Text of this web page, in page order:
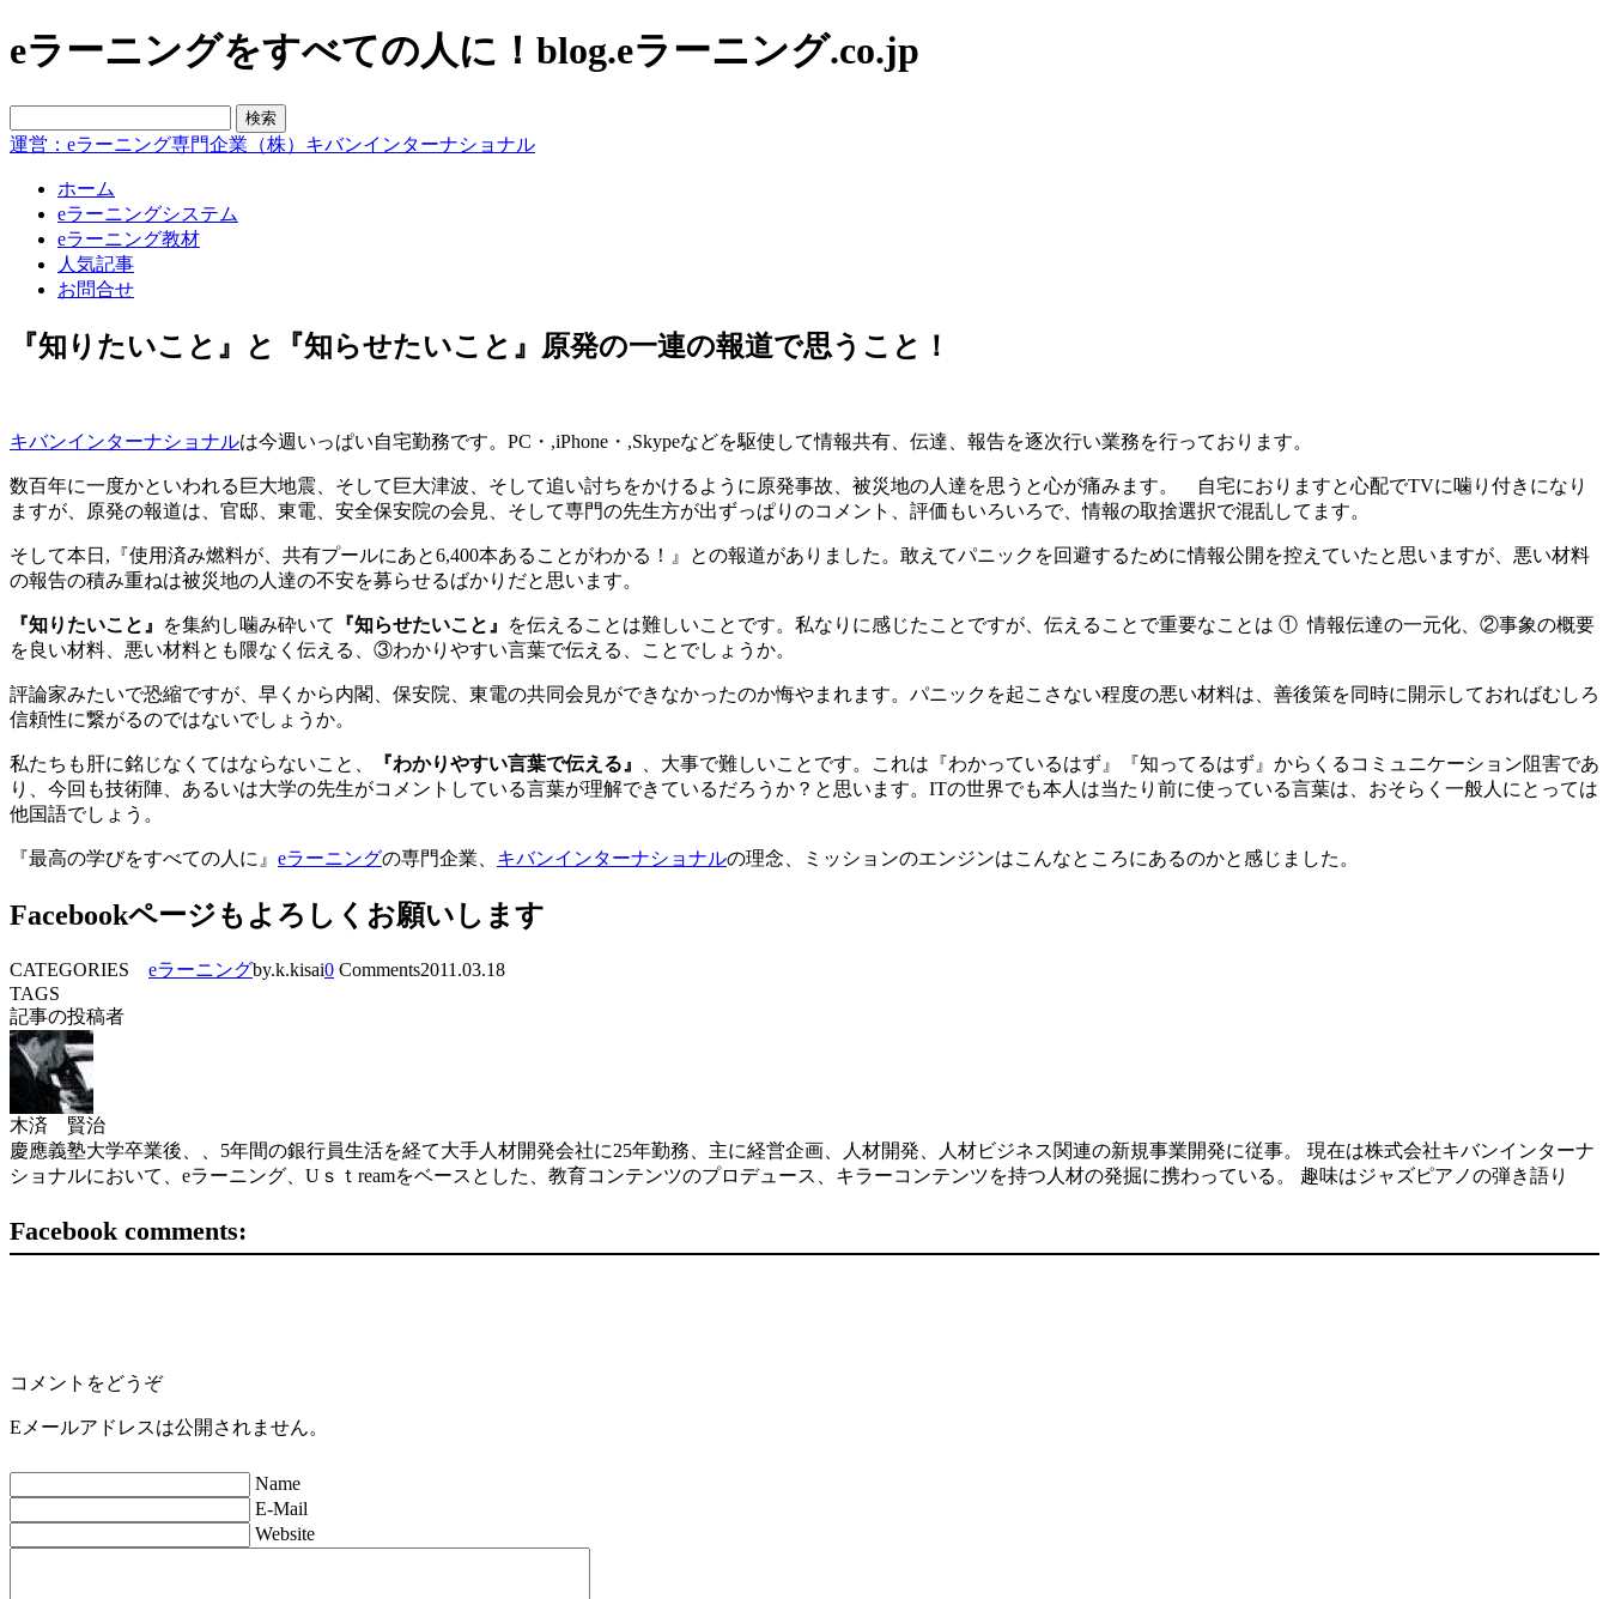
eラーニングをすべての人に！blog.eラーニング.co.jp
運営：eラーニング専門企業（株）キバンインターナショナル
ホーム
eラーニングシステム
eラーニング教材
人気記事
お問合せ
『知りたいこと』と『知らせたいこと』原発の一連の報道で思うこと！
キバンインターナショナルは今週いっぱい自宅勤務です。PC・,iPhone・,Skypeなどを駆使して情報共有、伝達、報告を逐次行い業務を行っております。
数百年に一度かといわれる巨大地震、そして巨大津波、そして追い討ちをかけるように原発事故、被災地の人達を思うと心が痛みます。 自宅におりますと心配でTVに噛り付きになり
ますが、原発の報道は、官邸、東電、安全保安院の会見、そして専門の先生方が出ずっぱりのコメント、評価もいろいろで、情報の取捨選択で混乱してます。
そして本日,『使用済み燃料が、共有プールにあと6,400本あることがわかる！』との報道がありました。敢えてパニックを回避するために情報公開を控えていたと思いますが、悪い材料
の報告の積み重ねは被災地の人達の不安を募らせるばかりだと思います。
『知りたいこと』 を集約し噛み砕いて 『知らせたいこと』
を伝えることは難しいことです。私なりに感じたことですが、伝えることで重要なことは ① 情報伝達の一元化、②事象の概要
を良い材料、悪い材料とも隈なく伝える、③わかりやすい言葉で伝える、ことでしょうか。
評論家みたいで恐縮ですが、早くから内閣、保安院、東電の共同会見ができなかったのか悔やまれます。パニックを起こさない程度の悪い材料は、善後策を同時に開示しておればむしろ
信頼性に繋がるのではないでしょうか。
私たちも肝に銘じなくてはならないこと、 『わかりやすい言葉で伝える』
、大事で難しいことです。これは『わかっているはず』『知ってるはず』からくるコミュニケーション阻害であ
り、今回も技術陣、あるいは大学の先生がコメントしている言葉が理解できているだろうか？と思います。ITの世界でも本人は当たり前に使っている言葉は、おそらく一般人にとっては
他国語でしょう。
『最高の学びをすべての人に』 eラーニングの専門企業、 キバンインターナショナルの理念、ミッションのエンジンはこんなところにあるのかと感じました。
Facebookページもよろしくお願いします
CATEGORIES eラーニングby.k.kisai0 Comments2011.03.18
TAGS
記事の投稿者
木済 賢治
慶應義塾大学卒業後、、5年間の銀行員生活を経て大手人材開発会社に25年勤務、主に経営企画、人材開発、人材ビジネス関連の新規事業開発に従事。 現在は株式会社キバンインターナ
ショナルにおいて、eラーニング、Uｓｔreamをベースとした、教育コンテンツのプロデュース、キラーコンテンツを持つ人材の発掘に携わっている。 趣味はジャズピアノの弾き語り
Facebook comments:
コメントをどうぞ
Eメールアドレスは公開されません。
Name
E-Mail
Website